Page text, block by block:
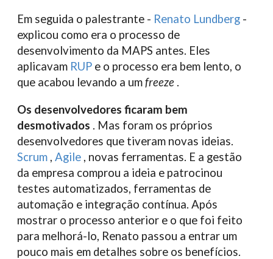
Em seguida o palestrante - Renato Lundberg -
explicou como era o processo de
desenvolvimento da MAPS antes. Eles
aplicavam RUP e o processo era bem lento, o
que acabou levando a umfreeze .
Os desenvolvedores ficaram bem
desmotivados . Mas foram os próprios
desenvolvedores que tiveram novas ideias.
Scrum, Agile, novas ferramentas. E a gestão
da empresa comprou a ideia e patrocinou
testes automatizados, ferramentas de
automação e integração contínua. Após
mostrar o processo anterior e o que foi feito
para melhorá-lo, Renato passou a entrar um
pouco mais em detalhes sobre os benefícios.